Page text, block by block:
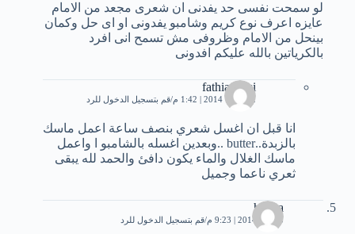
لو سمحت نفسى حد يفدنى ان شعرى مجعد من الامام
عايزه اعرف نوع كريم وشامبو يفدونى او اى حل وكمان
بينحل من الامام وظروفى مش تسمح انى افرد
بالكرياتين بالله عليكم افدونى
fathia sassi
2 فبراير، 2014 | 1:42 م قم بتسجيل الدخول للرد
انا قبل ان اغسل شعري بنصف ساعة اعمل ماسك
بالزبدة..butter ..وبعدين اغسله بالشامبو ا واعمل
ماسك الغلال والماء يكون دافئ والحمد لله يبقى
ثعري ناعما وجميل
hanna
3 يناير، 2014 | 9:23 م قم بتسجيل الدخول للرد